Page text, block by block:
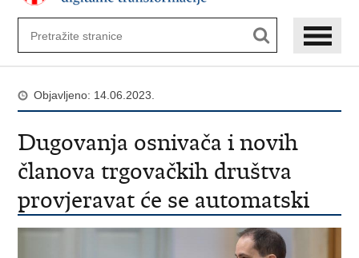
Objavljeno: 14.06.2023.
Dugovanja osnivača i novih
članova trgovačkih društva
provjeravat će se automatski